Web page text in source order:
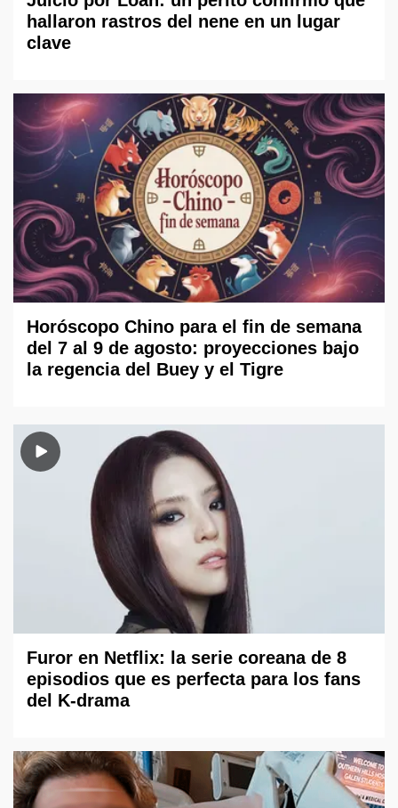
hallaron rastros del nene en un lugar
clave
Horóscopo Chino para el fin de semana
del 7 al 9 de agosto: proyecciones bajo
la regencia del Buey y el Tigre
Furor en Netflix: la serie coreana de 8
episodios que es perfecta para los fans
del K-drama